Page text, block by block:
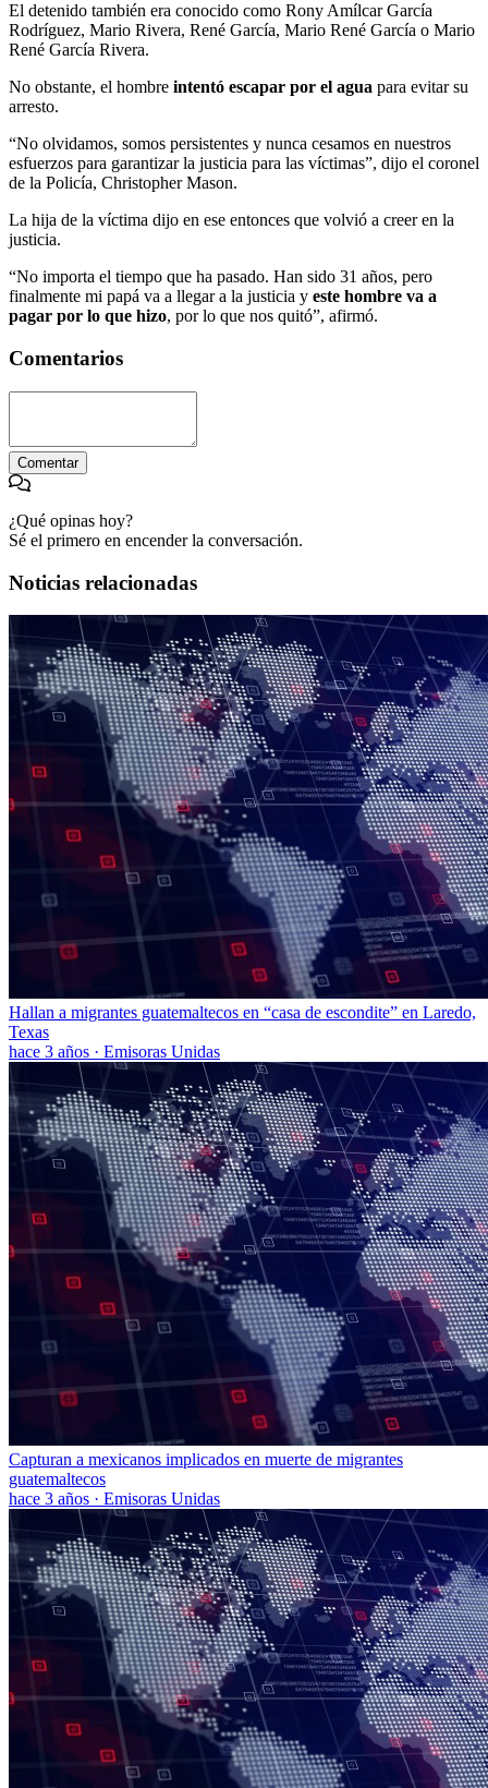
El detenido también era conocido como Rony Amílcar García
Rodríguez, Mario Rivera, René García, Mario René García o Mario
René García Rivera.
No obstante, el hombre intentó escapar por el agua para evitar su
arresto.
“No olvidamos, somos persistentes y nunca cesamos en nuestros
esfuerzos para garantizar la justicia para las víctimas”, dijo el coronel
de la Policía, Christopher Mason.
La hija de la víctima dijo en ese entonces que volvió a creer en la
justicia.
“No importa el tiempo que ha pasado. Han sido 31 años, pero
finalmente mi papá va a llegar a la justicia y este hombre va a
pagar por lo que hizo, por lo que nos quitó”, afirmó.
Comentarios
Comentar
¿Qué opinas hoy?
Sé el primero en encender la conversación.
Noticias relacionadas
Hallan a migrantes guatemaltecos en “casa de escondite” en Laredo,
Texas
hace 3 años · Emisoras Unidas
Capturan a mexicanos implicados en muerte de migrantes
guatemaltecos
hace 3 años · Emisoras Unidas